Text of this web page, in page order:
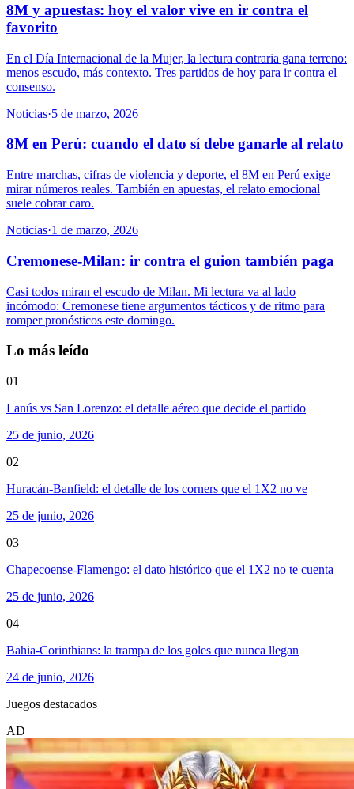
8M y apuestas: hoy el valor vive en ir contra el
favorito
En el Día Internacional de la Mujer, la lectura contraria gana terreno:
menos escudo, más contexto. Tres partidos de hoy para ir contra el
consenso.
Noticias·5 de marzo, 2026
8M en Perú: cuando el dato sí debe ganarle al relato
Entre marchas, cifras de violencia y deporte, el 8M en Perú exige
mirar números reales. También en apuestas, el relato emocional
suele cobrar caro.
Noticias·1 de marzo, 2026
Cremonese-Milan: ir contra el guion también paga
Casi todos miran el escudo de Milan. Mi lectura va al lado
incómodo: Cremonese tiene argumentos tácticos y de ritmo para
romper pronósticos este domingo.
Lo más leído
01
Lanús vs San Lorenzo: el detalle aéreo que decide el partido
25 de junio, 2026
02
Huracán-Banfield: el detalle de los corners que el 1X2 no ve
25 de junio, 2026
03
Chapecoense-Flamengo: el dato histórico que el 1X2 no te cuenta
25 de junio, 2026
04
Bahia-Corinthians: la trampa de los goles que nunca llegan
24 de junio, 2026
Juegos destacados
AD